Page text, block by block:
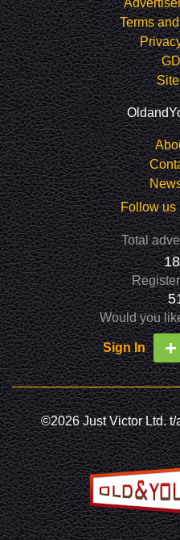
Terms
Follow us
Total
Would you
Sign In
©2026 Just Victor Ltd. t/